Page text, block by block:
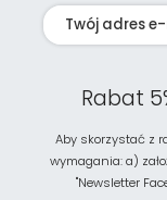
Rabat
Aby skorzystać z
wymagania: a)
"Newsletter